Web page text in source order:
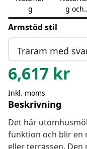
g
g och
Armstöd stil
Träram med
6,617 kr
Inkl. moms
Beskrivning
Det här
funktion och blir en
eller terrassen.